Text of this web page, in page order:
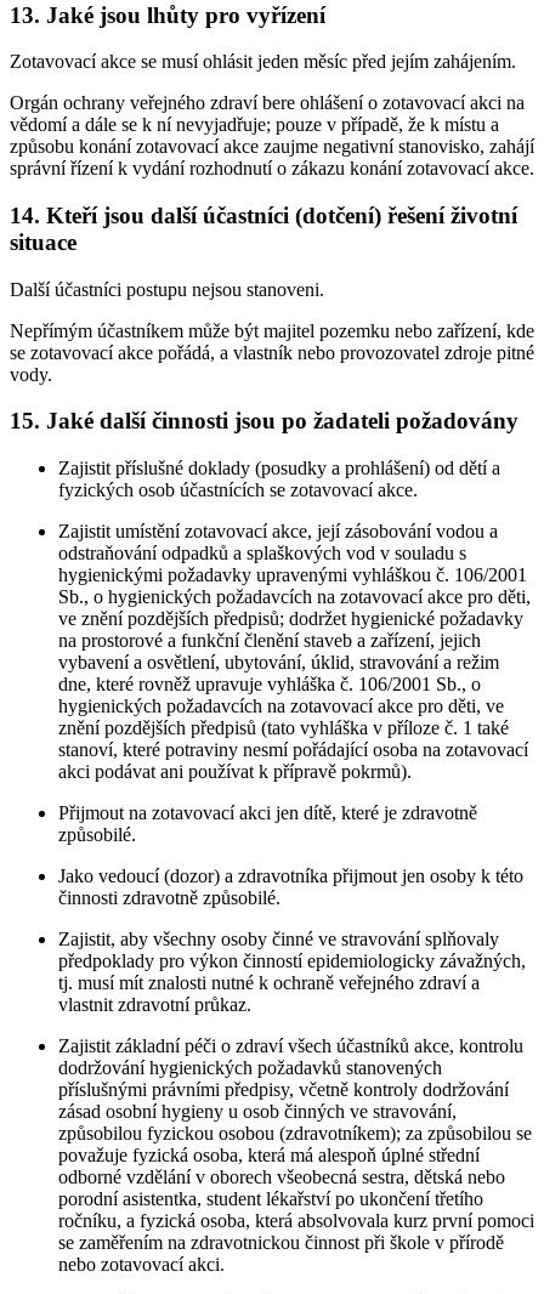
13. Jaké jsou lhůty pro vyřízení
Zotavovací akce se musí ohlásit jeden měsíc před jejím zahájením.
Orgán ochrany veřejného zdraví bere ohlášení o zotavovací akci na
vědomí a dále se k ní nevyjadřuje; pouze v případě, že k místu a
způsobu konání zotavovací akce zaujme negativní stanovisko, zahájí
správní řízení k vydání rozhodnutí o zákazu konání zotavovací akce.
14. Kteří jsou další účastníci (dotčení) řešení životní
situace
Další účastníci postupu nejsou stanoveni.
Nepřímým účastníkem může být majitel pozemku nebo zařízení, kde
se zotavovací akce pořádá, a vlastník nebo provozovatel zdroje pitné
vody.
15. Jaké další činnosti jsou po žadateli požadovány
Zajistit příslušné doklady (posudky a prohlášení) od dětí a
fyzických osob účastnících se zotavovací akce.
Zajistit umístění zotavovací akce, její zásobování vodou a
odstraňování odpadků a splaškových vod v souladu s
hygienickými požadavky upravenými vyhláškou č. 106/2001
Sb., o hygienických požadavcích na zotavovací akce pro děti,
ve znění pozdějších předpisů; dodržet hygienické požadavky
na prostorové a funkční členění staveb a zařízení, jejich
vybavení a osvětlení, ubytování, úklid, stravování a režim
dne, které rovněž upravuje vyhláška č. 106/2001 Sb., o
hygienických požadavcích na zotavovací akce pro děti, ve
znění pozdějších předpisů (tato vyhláška v příloze č. 1 také
stanoví, které potraviny nesmí pořádající osoba na zotavovací
akci podávat ani používat k přípravě pokrmů).
Přijmout na zotavovací akci jen dítě, které je zdravotně
způsobilé.
Jako vedoucí (dozor) a zdravotníka přijmout jen osoby k této
činnosti zdravotně způsobilé.
Zajistit, aby všechny osoby činné ve stravování splňovaly
předpoklady pro výkon činností epidemiologicky závažných,
tj. musí mít znalosti nutné k ochraně veřejného zdraví a
vlastnit zdravotní průkaz.
Zajistit základní péči o zdraví všech účastníků akce, kontrolu
dodržování hygienických požadavků stanovených
příslušnými právními předpisy, včetně kontroly dodržování
zásad osobní hygieny u osob činných ve stravování,
způsobilou fyzickou osobou (zdravotníkem); za způsobilou se
považuje fyzická osoba, která má alespoň úplné střední
odborné vzdělání v oborech všeobecná sestra, dětská nebo
porodní asistentka, student lékařství po ukončení třetího
ročníku, a fyzická osoba, která absolvovala kurz první pomoci
se zaměřením na zdravotnickou činnost při škole v přírodě
nebo zotavovací akci.